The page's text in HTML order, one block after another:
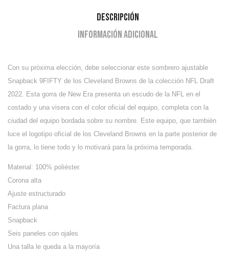
Descripción
Información adicional
Con su próxima elección, debe seleccionar este sombrero ajustable
Snapback 9FIFTY de los Cleveland Browns de la colección NFL Draft
2022. Esta gorra de New Era presenta un escudo de la NFL en el
costado y una visera con el color oficial del equipo, completa con la
ciudad del equipo bordada sobre su nombre. Este equipo, que también
luce el logotipo oficial de los Cleveland Browns en la parte posterior de
la gorra, lo tiene todo y lo motivará para la próxima temporada.
Material: 100% poliéster.
Corona alta
Ajuste estructurado
Factura plana
Snapback
Seis paneles con ojales
Una talla le queda a la mayoría